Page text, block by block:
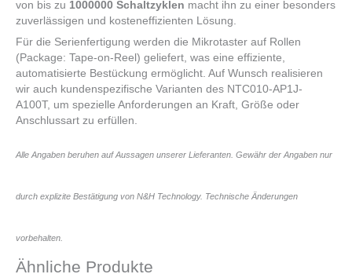
von bis zu 1000000 Schaltzyklen macht ihn zu einer besonders
zuverlässigen und kosteneffizienten Lösung.
Für die Serienfertigung werden die Mikrotaster auf Rollen
(Package: Tape-on-Reel) geliefert, was eine effiziente,
automatisierte Bestückung ermöglicht. Auf Wunsch realisieren
wir auch kundenspezifische Varianten des NTC010-AP1J-
A100T, um spezielle Anforderungen an Kraft, Größe oder
Anschlussart zu erfüllen.
Alle Angaben beruhen auf Aussagen unserer Lieferanten. Gewähr der Angaben nur
durch explizite Bestätigung von N&H Technology. Technische Änderungen
vorbehalten.
Ähnliche Produkte